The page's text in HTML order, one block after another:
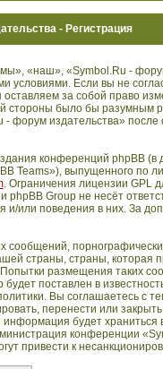
- Регистрация
«наш», «Symbol.Ru -
условиями. Если вы не
за собой право
стороны было бы разумным
форум издательства»
конференций phpBB (в
Teams»), выпущенного по
. Ограничения лицензии GPL
Group не несёт
и/или поведения в них. За
сообщений,
страны, страны, которая
размещения таких
поставлен в
Вы соглашаетесь с
перенести или
будет храниться
конференции
привести к